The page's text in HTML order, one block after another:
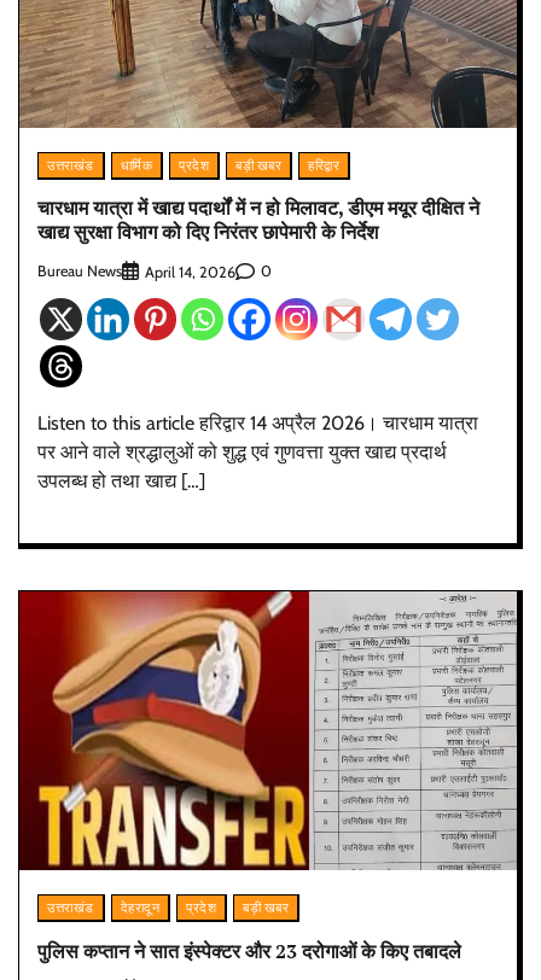
उत्तराखंड धार्मिक प्रदेश बड़ी खबर हरिद्वार
चारधाम यात्रा में खाद्य पदार्थों में न हो मिलावट, डीएम मयूर दीक्षित ने
खाद्य सुरक्षा विभाग को दिए निरंतर छापेमारी के निर्देश
Bureau News April 14, 2026 0
Listen to this article हरिद्वार 14 अप्रैल 2026। चारधाम यात्रा
पर आने वाले श्रद्धालुओं को शुद्ध एवं गुणवत्ता युक्त खाद्य प्रदार्थ
उपलब्ध हो तथा खाद्य […]
उत्तराखंड देहरादून प्रदेश बड़ी खबर
पुलिस कप्तान ने सात इंस्पेक्टर और 23 दरोगाओं के किए तबादले